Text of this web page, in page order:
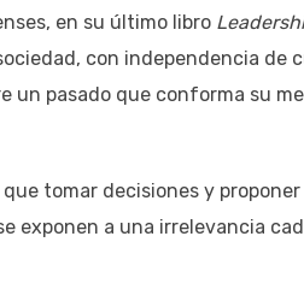
en su último libro
con independencia de
pasado que conforma su
tomar decisiones y
exponen a una irrelevancia